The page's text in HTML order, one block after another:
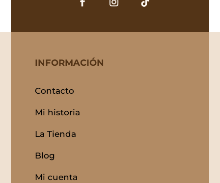
INFORMACIÓN
Contacto
Mi historia
La Tienda
Blog
Mi cuenta